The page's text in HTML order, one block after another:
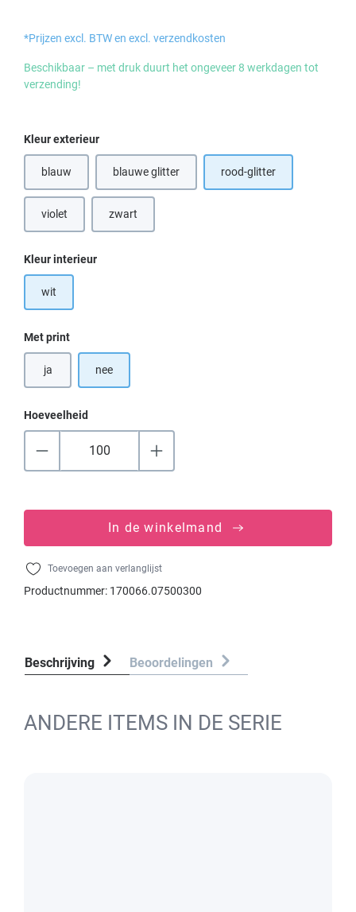
*Prijzen excl. BTW en excl. verzendkosten
Beschikbaar – met druk duurt het ongeveer 8 werkdagen tot
verzending!
Selecteer
Kleur exterieur
blauw blauwe glitter rood-glitter
violet zwart
Selecteer
Kleur interieur
wit
Selecteer
Met print
ja nee
Hoeveelheid
In de winkelmand
Toevoegen aan verlanglijst
Productnummer: 170066.07500300
Beschrijving Beoordelingen
ANDERE ITEMS IN DE SERIE